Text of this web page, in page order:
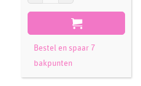
Bestel en spaar 7
bakpunten